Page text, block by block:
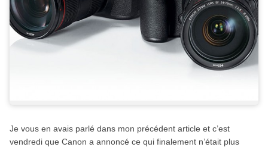
Je vous en avais parlé dans mon précédent article et c’est
vendredi que Canon a annoncé ce qui finalement n’était plus